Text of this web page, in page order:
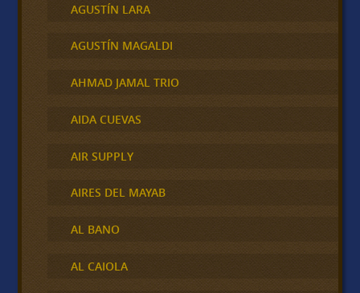
AGUSTÍN LARA
AGUSTÍN MAGALDI
AHMAD JAMAL TRIO
AIDA CUEVAS
AIR SUPPLY
AIRES DEL MAYAB
AL BANO
AL CAIOLA